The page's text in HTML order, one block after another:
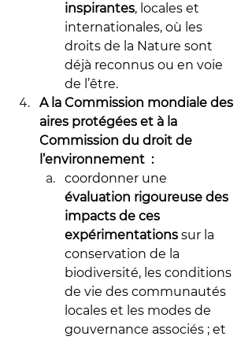
inspirantes, locales et
internationales, où les
droits de la Nature sont
déjà reconnus ou en voie
de l’être.
A la Commission mondiale des
aires protégées et à la
Commission du droit de
l’environnement  :
coordonner une
évaluation rigoureuse des
impacts de ces
expérimentations sur la
conservation de la
biodiversité, les conditions
de vie des communautés
locales et les modes de
gouvernance associés ; et